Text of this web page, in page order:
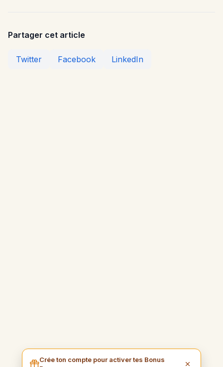
Partager cet article
Twitter Facebook LinkedIn
Crée ton compte pour activer tes Bonus